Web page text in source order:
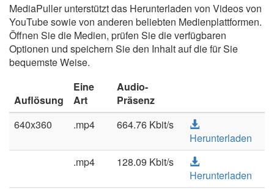
MediaPuller unterstützt das Herunterladen von Videos von
YouTube sowie von anderen beliebten Medienplattformen.
Öffnen Sie die Medien, prüfen Sie die verfügbaren
Optionen und speichern Sie den Inhalt auf die für Sie
bequemste Weise.
Auflösung
Eine
Art
Audio-
Präsenz
640x360
.mp4
664.76 Kbit/s
Herunterladen
.mp4
128.09 Kbit/s
Herunterladen